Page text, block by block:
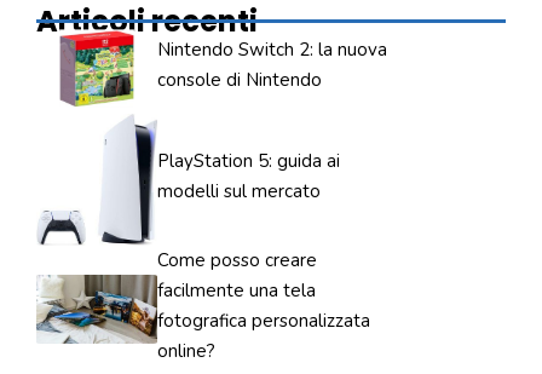
Articoli recenti
Nintendo Switch 2: la nuova
console di Nintendo
PlayStation 5: guida ai
modelli sul mercato
Come posso creare
facilmente una tela
fotografica personalizzata
online?